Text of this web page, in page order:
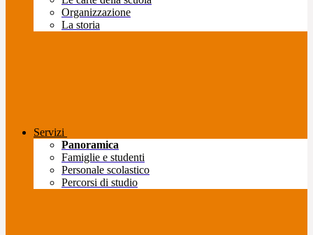
Organizzazione
La storia
Servizi
Panoramica
Famiglie e studenti
Personale scolastico
Percorsi di studio